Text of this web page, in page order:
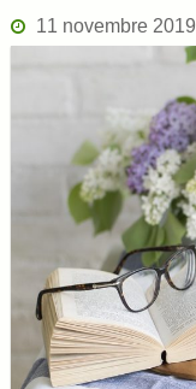
11 novembre 2019